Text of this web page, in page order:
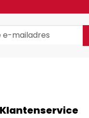
Klantenservice